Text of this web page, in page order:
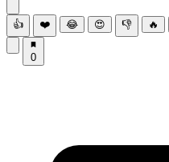
👍 ❤️ 😂 😍 👎 🔥
0